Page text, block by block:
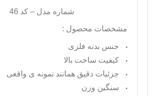
شماره مدل – کد 46
مشخصات محصول :
جنس بدنه فلزی
کیفیت ساخت بالا
جزئیات دقیق همانند نمونه ی واقعی
سنگین وزن